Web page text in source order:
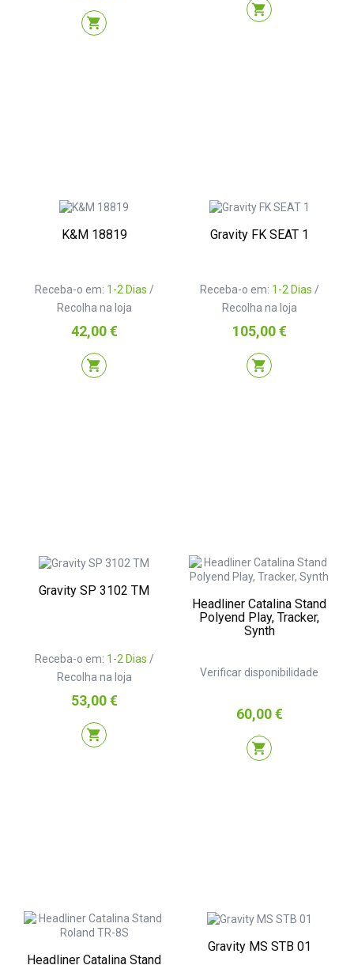
shopping_cart
shopping_cart
K&M 18819
Receba-o em: 1-2 Dias /
Recolha na loja
Preço
42,00 €
shopping_cart
Gravity FK SEAT 1
Receba-o em: 1-2 Dias /
Recolha na loja
Preço
105,00 €
shopping_cart
Gravity SP 3102 TM
Receba-o em: 1-2 Dias /
Recolha na loja
Preço
53,00 €
shopping_cart
Headliner Catalina Stand
Polyend Play, Tracker,
Synth
Verificar disponibilidade
Preço
60,00 €
shopping_cart
Headliner Catalina Stand
Gravity MS STB 01